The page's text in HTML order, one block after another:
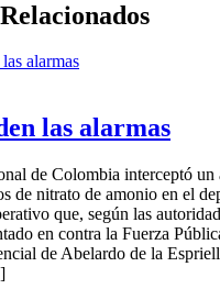
las alarmas
de Colombia interceptó un
de nitrato de amonio en el
que, según las
en contra la Fuerza
de Abelardo de la